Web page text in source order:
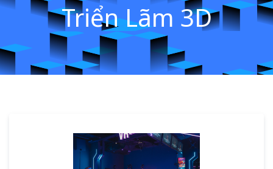
Triển Lãm 3D